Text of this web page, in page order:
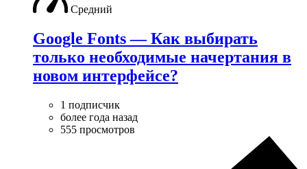
Средний
Google Fonts — Как выбирать
только необходимые начертания в
новом интерфейсе?
1 подписчик
более года назад
555 просмотров